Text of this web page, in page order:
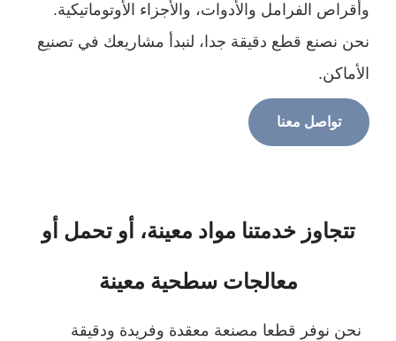
الفرامل والأدوات، والأجزاء الأوتوماتيكية.
نصنع قطع دقيقة جدا، لنبدأ مشاريعك في تصنيع
تواصل معنا
خدمتنا مواد معينة، أو تحمل أو
معالجات سطحية معينة
نوفر قطعا مصنعة معقدة وفريدة ودقيقة